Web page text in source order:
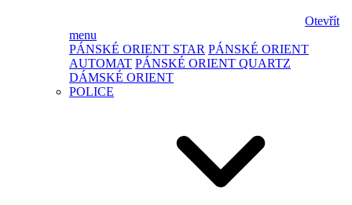
Otevřít
menu
PÁNSKÉ ORIENT STAR PÁNSKÉ ORIENT
AUTOMAT PÁNSKÉ ORIENT QUARTZ
DÁMSKÉ ORIENT
POLICE